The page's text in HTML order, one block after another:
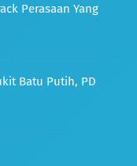
Perasaan Yang
Batu Putih, PD